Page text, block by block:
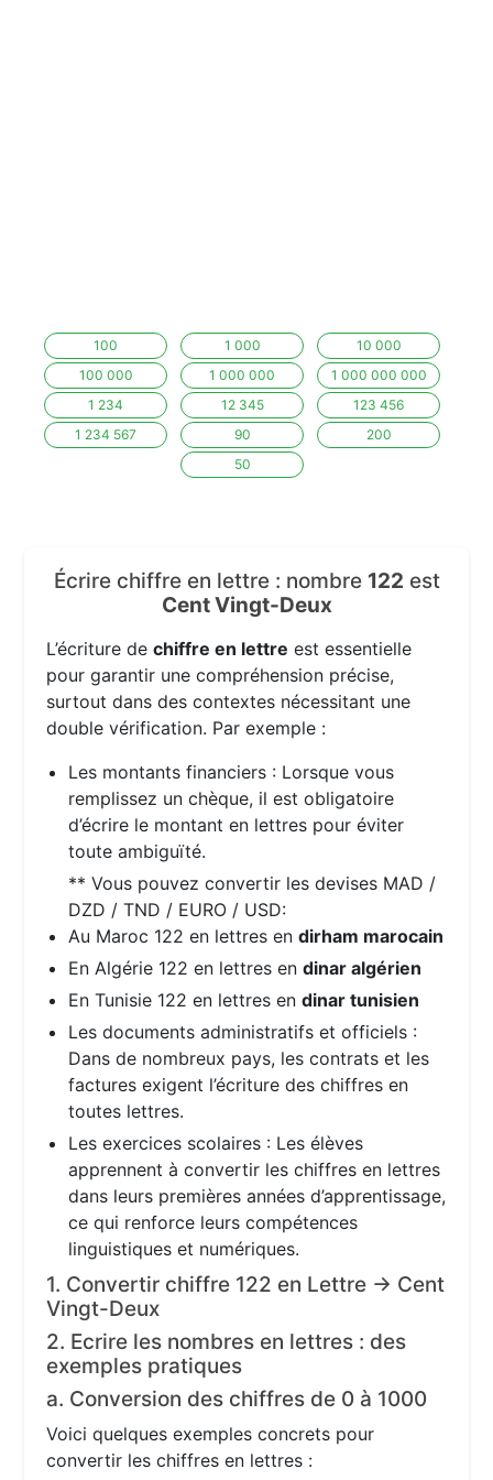
100 1 000
10 000
100 000
1 000 000
1 000 000 000
1 234
12 345
123 456
1 234 567
90
200
50
Écrire chiffre en lettre : nombre 122 est
Cent Vingt-Deux
L’écriture dechiffre en lettre est essentielle
pour garantir une compréhension précise,
surtout dans des contextes nécessitant une
double vérification. Par exemple :
Les montants financiers : Lorsque vous
remplissez un chèque, il est obligatoire
d’écrire le montant en lettres pour éviter
toute ambiguïté.
** Vous pouvez convertir les devises MAD /
DZD / TND / EURO / USD:
Au Maroc 122 en lettres endirham marocain
En Algérie 122 en lettres endinar algérien
En Tunisie 122 en lettres endinar tunisien
Les documents administratifs et officiels :
Dans de nombreux pays, les contrats et les
factures exigent l’écriture des chiffres en
toutes lettres.
Les exercices scolaires : Les élèves
apprennent à convertir les chiffres en lettres
dans leurs premières années d’apprentissage,
ce qui renforce leurs compétences
linguistiques et numériques.
1. Convertir chiffre 122 en Lettre → Cent
Vingt-Deux
2. Ecrire les nombres en lettres : des
exemples pratiques
a. Conversion des chiffres de 0 à 1000
Voici quelques exemples concrets pour
convertir les chiffres en lettres :